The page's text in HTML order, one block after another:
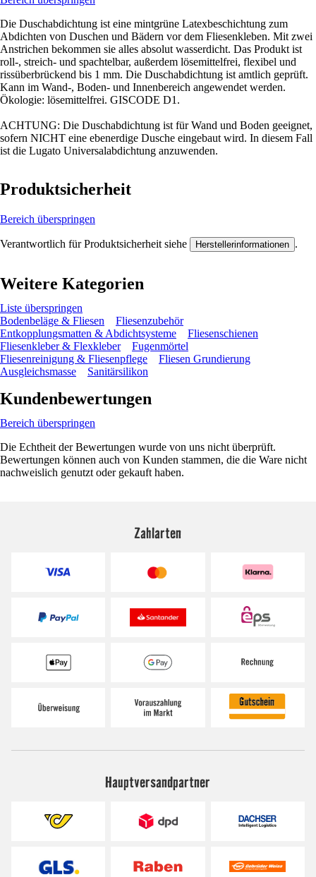
Die Duschabdichtung ist eine mintgrüne Latexbeschichtung zum
Abdichten von Duschen und Bädern vor dem Fliesenkleben. Mit zwei
Anstrichen bekommen sie alles absolut wasserdicht. Das Produkt ist
roll-, streich- und spachtelbar, außerdem lösemittelfrei, flexibel und
rissüberbrückend bis 1 mm. Die Duschabdichtung ist amtlich geprüft.
Kann im Wand-, Boden- und Innenbereich angewendet werden.
Ökologie: lösemittelfrei. GISCODE D1.
ACHTUNG: Die Duschabdichtung ist für Wand und Boden geeignet,
sofern NICHT eine ebenerdige Dusche eingebaut wird. In diesem Fall
ist die Lugato Universalabdichtung anzuwenden.
Produktsicherheit
Bereich überspringen
Verantwortlich für Produktsicherheit siehe Herstellerinformationen .
Weitere Kategorien
Liste überspringen
Bodenbeläge & Fliesen
Fliesenzubehör
Entkopplungsmatten & Abdichtsysteme
Fliesenschienen
Fliesenkleber & Flexkleber
Fugenmörtel
Fliesenreinigung & Fliesenpflege
Fliesen Grundierung
Ausgleichsmasse
Sanitärsilikon
Kundenbewertungen
Bereich überspringen
Die Echtheit der Bewertungen wurde von uns nicht überprüft.
Bewertungen können auch von Kunden stammen, die die Ware nicht
nachweislich genutzt oder gekauft haben.
Zahlarten
Hauptversandpartner